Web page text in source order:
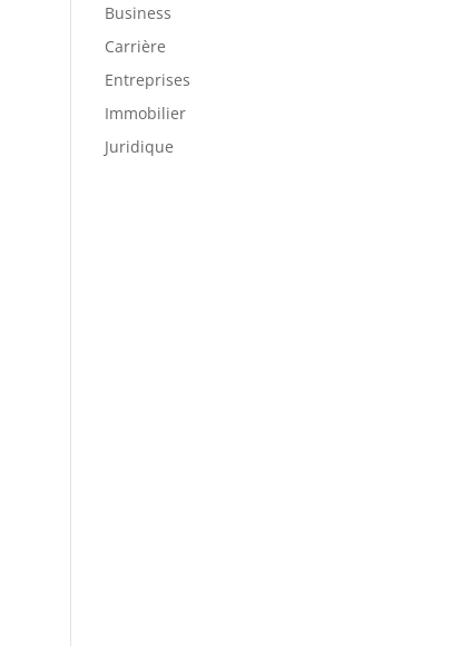
Business
Carrière
Entreprises
Immobilier
Juridique